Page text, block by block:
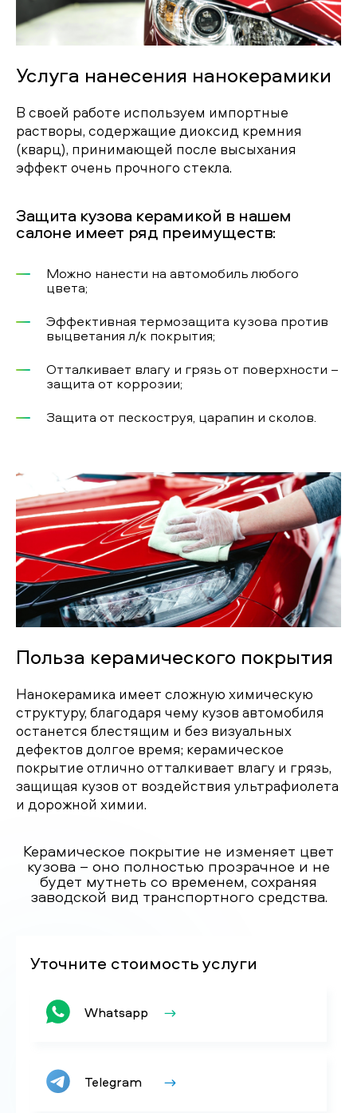
Услуга нанесения нанокерамики
В своей работе используем импортные
растворы, содержащие диоксид кремния
(кварц), принимающей после высыхания
эффект очень прочного стекла.
Защита кузова керамикой в нашем
салоне имеет ряд преимуществ:
Можно нанести на автомобиль любого
цвета;
Эффективная термозащита кузова против
выцветания л/к покрытия;
Отталкивает влагу и грязь от поверхности –
защита от коррозии;
Защита от пескоструя, царапин и сколов.
Польза керамического покрытия
Нанокерамика имеет сложную химическую
структуру, благодаря чему кузов автомобиля
останется блестящим и без визуальных
дефектов долгое время; керамическое
покрытие отлично отталкивает влагу и грязь,
защищая кузов от воздействия ультрафиолета
и дорожной химии.
Керамическое покрытие не изменяет цвет
кузова – оно полностью прозрачное и не
будет мутнеть со временем, сохраняя
заводской вид транспортного средства.
Уточните стоимость услуги
Whatsapp
Telegram